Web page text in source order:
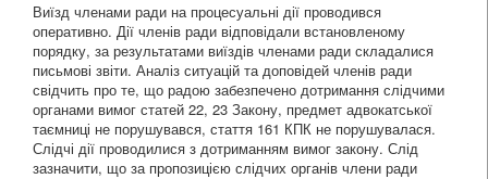
Виїзд членами ради на процесуальні дії проводився
оперативно. Дії членів ради відповідали встановленому
порядку, за результатами виїздів членами ради складалися
письмові звіти. Аналіз ситуацій та доповідей членів ради
свідчить про те, що радою забезпечено дотримання слідчими
органами вимог статей 22, 23 Закону, предмет адвокатської
таємниці не порушувався, стаття 161 КПК не порушувалася.
Слідчі дії проводилися з дотриманням вимог закону. Слід
зазначити, що за пропозицією слідчих органів члени ради